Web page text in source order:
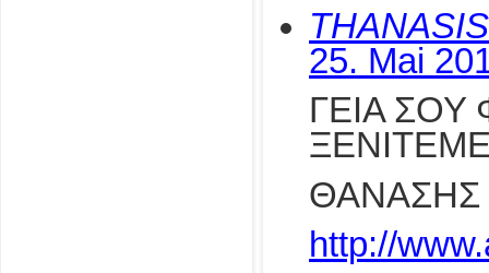
25. Mai
ΓΕΙΑ ΣΟΥ
http://